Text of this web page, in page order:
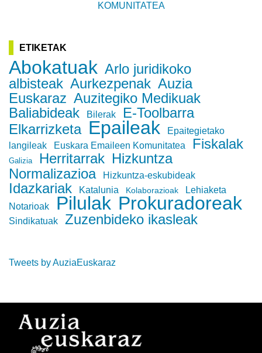
KOMUNITATEA
ETIKETAK
Abokatuak Arlo juridikoko
albisteak Aurkezpenak Auzia
Euskaraz Auzitegiko Medikuak
Baliabideak
Bilerak
E-Toolbarra
Elkarrizketa Epaileak
Epaitegietako
langileak
Euskara Emaileen Komunitatea Fiskalak
Galizia Herritarrak Hizkuntza
Normalizazioa
Hizkuntza-eskubideak
Idazkariak Katalunia Kolaborazioak
Lehiaketa
Notarioak
Pilulak Prokuradoreak
Sindikatuak Zuzenbideko ikasleak
Tweets by AuziaEuskaraz